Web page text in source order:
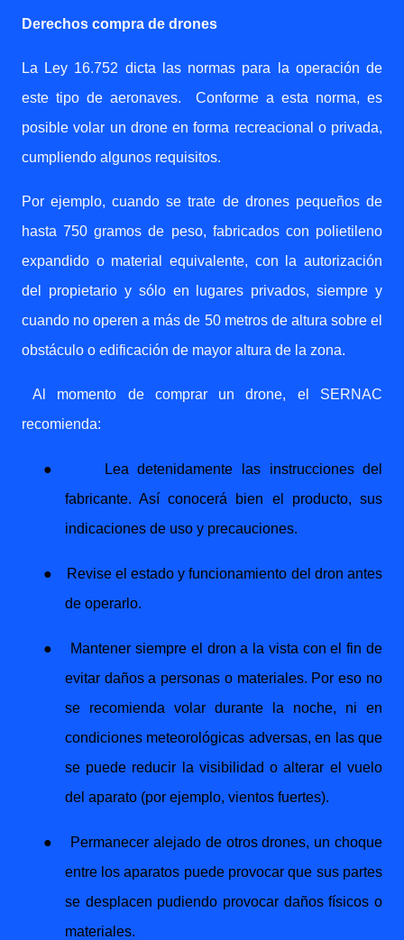
Derechos compra de drones
La Ley 16.752 dicta las normas para la operación de
este tipo de aeronaves.
Conforme a esta norma, es
posible volar un drone en forma recreacional o privada,
cumpliendo algunos requisitos.
Por ejemplo, cuando se trate de drones pequeños de
hasta 750 gramos de peso, fabricados con polietileno
expandido o material equivalente, con la autorización
del propietario y sólo en lugares privados, siempre y
cuando no operen a más de 50 metros de altura sobre el
obstáculo o edificación de mayor altura de la zona.
Al momento de comprar un drone, el SERNAC
recomienda:
●
Lea detenidamente las instrucciones del
fabricante. Así conocerá bien el producto, sus
indicaciones de uso y precauciones.
●
Revise el estado y funcionamiento del dron antes
de operarlo.
●
Mantener siempre el dron a la vista con el fin de
evitar daños a personas o materiales. Por eso no
se recomienda volar durante la noche, ni en
condiciones meteorológicas adversas, en las que
se puede reducir la visibilidad o alterar el vuelo
del aparato (por ejemplo, vientos fuertes).
●
Permanecer alejado de otros drones, un choque
entre los aparatos puede provocar que sus partes
se desplacen pudiendo provocar daños físicos o
materiales.